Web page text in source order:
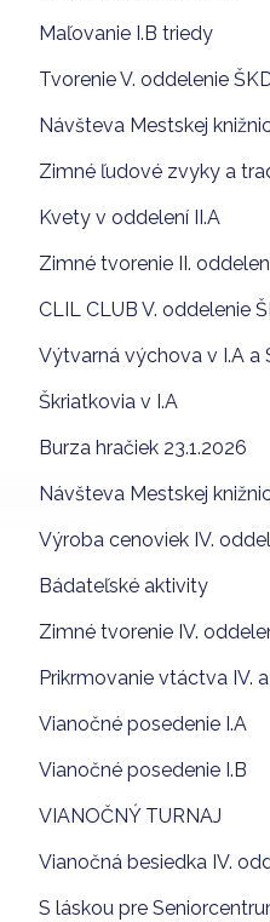
Maľovanie I.B triedy
Tvorenie V. oddelenie
Návšteva Mestskej
Zimné ľudové zvyky a
Kvety v oddelení II.A
Zimné tvorenie II.
CLIL CLUB V. oddelenie
Výtvarná výchova v I.A a
Škriatkovia v I.A
Burza hračiek 23.1.2026
Návšteva Mestskej
Výroba cenoviek IV.
Bádateľské aktivity
Zimné tvorenie IV.
Prikrmovanie vtáctva IV.
Vianočné posedenie I.A
Vianočné posedenie I.B
VIANOČNÝ TURNAJ
Vianočná besiedka IV.
S láskou pre